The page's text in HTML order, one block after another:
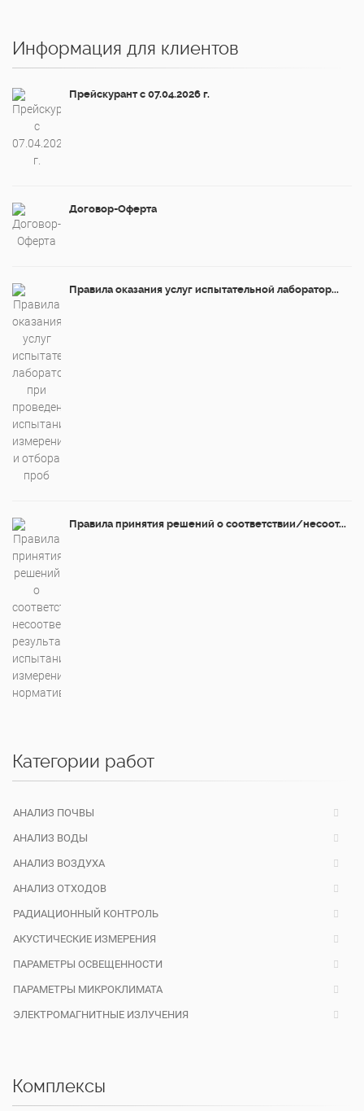
Информация для клиентов
Прейскурант с 07.04.2026 г.
Договор-Оферта
Правила оказания услуг испытательной лаборатор...
Правила принятия решений о соответствии/несоот...
Категории работ
АНАЛИЗ ПОЧВЫ
АНАЛИЗ ВОДЫ
АНАЛИЗ ВОЗДУХА
АНАЛИЗ ОТХОДОВ
РАДИАЦИОННЫЙ КОНТРОЛЬ
АКУСТИЧЕСКИЕ ИЗМЕРЕНИЯ
ПАРАМЕТРЫ ОСВЕЩЕННОСТИ
ПАРАМЕТРЫ МИКРОКЛИМАТА
ЭЛЕКТРОМАГНИТНЫЕ ИЗЛУЧЕНИЯ
Комплексы